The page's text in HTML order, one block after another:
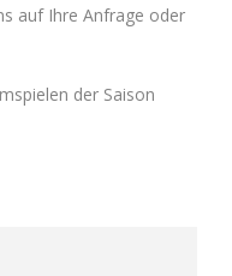
auf Ihre Anfrage oder
der Saison